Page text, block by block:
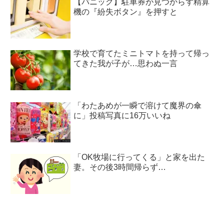
機の『紛失ボタン』を押すと
学校で育てたミニトマトを持って帰っ
てきた我が子が…思わぬ一言
「わたあめが一瞬で溶けて魔界の傘
に」投稿写真に16万いいね
「OK牧場に行ってくる」と家を出た
妻。その後3時間帰らず…